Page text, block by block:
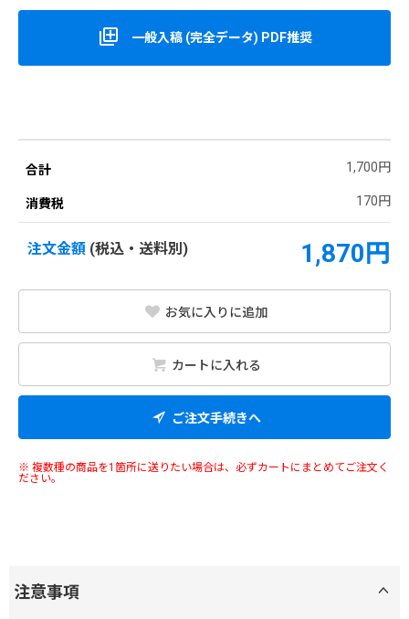
一般入稿 (完全データ) PDF推奨
合計 1,700円
消費税 170円
注文金額 (税込・送料別) 1,870円
お気に入りに追加
カートに入れる
ご注文手続きへ
※ 複数種の商品を1箇所に送りたい場合は、必ずカートにまとめてご注文く
ださい。
注意事項